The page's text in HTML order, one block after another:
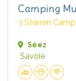
Camping
3 Sterren
Séez
Savoie